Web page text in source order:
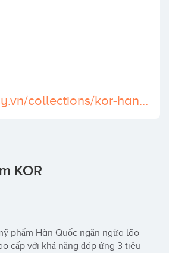
https://newway.vn/collections/kor-han-quoc
KOR
cấp với khả năng đáp ứng 3 tiêu